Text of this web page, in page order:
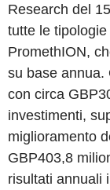
Research del
tutte le
PromethION,
su base annua.
con circa
investimenti,
miglioramento
GBP403,8
risultati annuali